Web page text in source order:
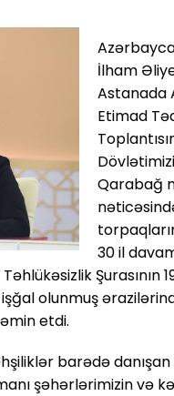
İlham
Astanada
Etimad
Qarabağ
30 il
olunmuş
etdi.
barədə
şəhərlərimizin və